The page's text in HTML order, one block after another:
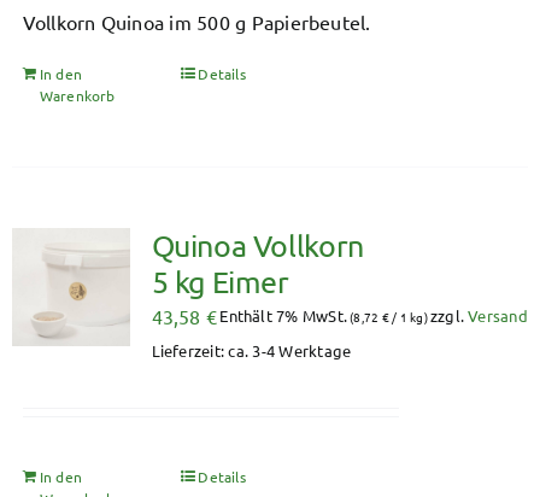
Vollkorn Quinoa im 500 g Papierbeutel.
In den
Warenkorb
Details
Quinoa Vollkorn
5 kg Eimer
43,58 €Enthält 7% MwSt.(8,72 €/ 1 kg)zzgl.Versand
Lieferzeit: ca. 3-4 Werktage
In den
Details